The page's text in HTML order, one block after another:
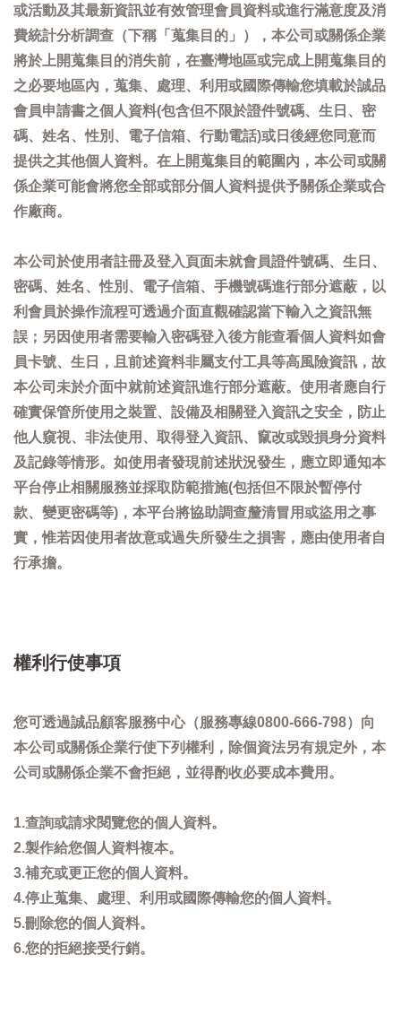
或活動及其最新資訊並有效管理會員資料或進行滿意度及消
費統計分析調查（下稱「蒐集目的」），本公司或關係企業
將於上開蒐集目的消失前，在臺灣地區或完成上開蒐集目的
之必要地區內，蒐集、處理、利用或國際傳輸您填載於誠品
會員申請書之個人資料(包含但不限於證件號碼、生日、密
碼、姓名、性別、電子信箱、行動電話)或日後經您同意而
提供之其他個人資料。在上開蒐集目的範圍內，本公司或關
係企業可能會將您全部或部分個人資料提供予關係企業或合
作廠商。
本公司於使用者註冊及登入頁面未就會員證件號碼、生日、
密碼、姓名、性別、電子信箱、手機號碼進行部分遮蔽，以
利會員於操作流程可透過介面直觀確認當下輸入之資訊無
誤；另因使用者需要輸入密碼登入後方能查看個人資料如會
員卡號、生日，且前述資料非屬支付工具等高風險資訊，故
本公司未於介面中就前述資訊進行部分遮蔽。使用者應自行
確實保管所使用之裝置、設備及相關登入資訊之安全，防止
他人窺視、非法使用、取得登入資訊、竄改或毀損身分資料
及記錄等情形。如使用者發現前述狀況發生，應立即通知本
平台停止相關服務並採取防範措施(包括但不限於暫停付
款、變更密碼等)，本平台將協助調查釐清冒用或盜用之事
實，惟若因使用者故意或過失所發生之損害，應由使用者自
行承擔。
權利行使事項
您可透過誠品顧客服務中心（服務專線0800-666-798）向
本公司或關係企業行使下列權利，除個資法另有規定外，本
公司或關係企業不會拒絕，並得酌收必要成本費用。
1.查詢或請求閱覽您的個人資料。
2.製作給您個人資料複本。
3.補充或更正您的個人資料。
4.停止蒐集、處理、利用或國際傳輸您的個人資料。
5.刪除您的個人資料。
6.您的拒絕接受行銷。